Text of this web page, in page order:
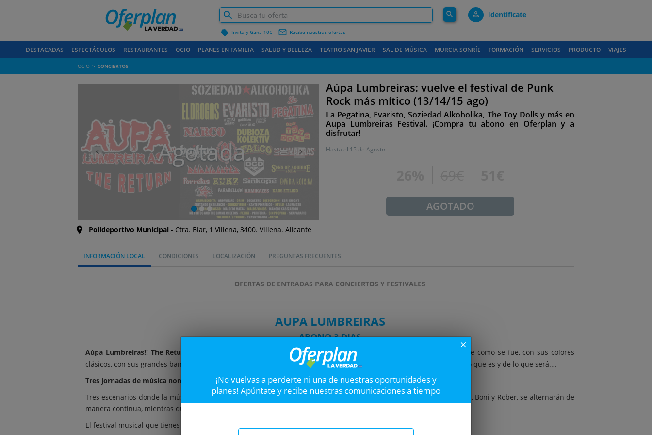
label Invita y Gana 10€ mail_outline Recibe nuestras ofertas
search person_outline Identifícate
DESTACADAS ESPECTÁCULOS RESTAURANTES OCIO PLANES EN FAMILIA SALUD Y BELLEZA TEATRO SAN JAVIER SAL DE MÚSICA MURCIA SONRÍE FORMACIÓN SERVICIOS PRODUCTO VIAJES
OCIO CONCIERTOS
Agotada
Siguiente
Polideportivo Municipal Ctra. Biar, 1 Villena, 3400. Villena. Alicante
Aúpa Lumbreiras: vuelve el festival de Punk
Rock más mítico (13/14/15 ago)
La Pegatina, Evaristo, Soziedad Alkoholika, The Toy Dolls y más en
Aupa Lumbreiras Festival. ¡Compra tu abono en Oferplan y a
disfrutar!
Hasta el 15 de Agosto
AGOTADO
INFORMACIÓN LOCAL CONDICIONES LOCALIZACIÓN PREGUNTAS FRECUENTES
OFERTAS DE ENTRADAS PARA CONCIERTOS Y FESTIVALES
AUPA LUMBREIRAS
ABONO 3 DIAS
Aúpa Lumbreiras!! The Return
vuelve a la escena rockera después de una pausa que ya duró demasiado. Y vuelve como se fue, con sus colores
clásicos, con sus grandes bandas de punk rock y con un público fiel y apasionado del Lumbreiras!!, de lo que fue, de lo que es y de lo que será.…
Tres jornadas de música non stop.
Tres escenarios donde la música sonará ininterrumpidamente durante todo el evento. Los dos escenarios principales, Boni y Rober, se alternarán de
manera continua, mientras que el tercero mantendrá su propio ritmo.
El festival musical que tienes que vivir.
close
¡No vuelvas a perderte ni una de nuestras oportunidades y
planes! Apúntate y recibe nuestras comunicaciones a tiempo